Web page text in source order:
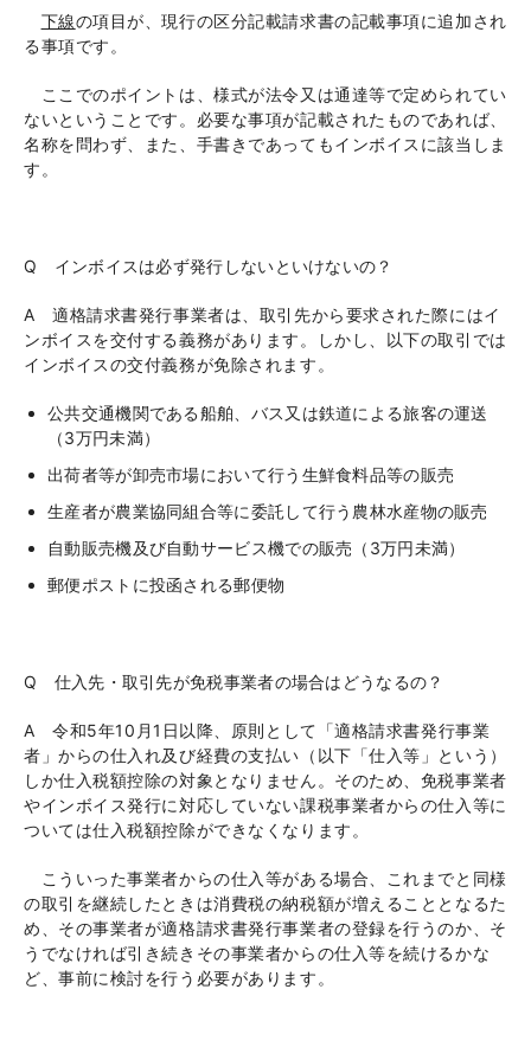
下線の項目が、現行の区分記載請求書の記載事項に追加され
る事項です。
ここでのポイントは、様式が法令又は通達等で定められてい
ないということです。必要な事項が記載されたものであれば、
名称を問わず、また、手書きであってもインボイスに該当しま
す。
Q インボイスは必ず発行しないといけないの？
A 適格請求書発行事業者は、取引先から要求された際にはイ
ンボイスを交付する義務があります。しかし、以下の取引では
インボイスの交付義務が免除されます。
公共交通機関である船舶、バス又は鉄道による旅客の運送
（3万円未満）
出荷者等が卸売市場において行う生鮮食料品等の販売
生産者が農業協同組合等に委託して行う農林水産物の販売
自動販売機及び自動サービス機での販売（ 3万円未満）
郵便ポストに投函される郵便物
Q 仕入先・取引先が免税事業者の場合はどうなるの？
A 令和5年10 月1 日以降、原則として「適格請求書発行事業
者」からの仕入れ及び経費の支払い（以下「仕入等」という）
しか仕入税額控除の対象となりません。そのため、免税事業者
やインボイス発行に対応していない課税事業者からの仕入等に
ついては仕入税額控除ができなくなります。
こういった事業者からの仕入等がある場合、これまでと同様
の取引を継続したときは消費税の納税額が増えることとなるた
め、その事業者が適格請求書発行事業者の登録を行うのか、そ
うでなければ引き続きその事業者からの仕入等を続けるかな
ど、事前に検討を行う必要があります。